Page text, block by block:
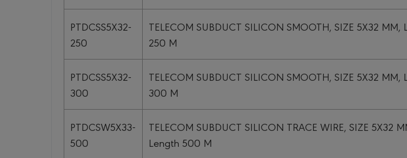
PTDCSS5X32-
250
TELECOM SUBDUCT SILICON SMOOTH, SIZE 5X32 MM,
250 M
PTDCSS5X32-
300
TELECOM SUBDUCT SILICON SMOOTH, SIZE 5X32 MM,
300 M
PTDCSW5X33-
500
TELECOM SUBDUCT SILICON TRACE WIRE, SIZE 5X32
Length 500 M